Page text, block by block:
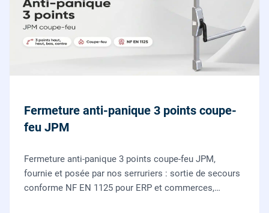
Fermeture anti-panique 3 points coupe-
feu JPM
Fermeture anti-panique 3 points coupe-feu JPM,
fournie et posée par nos serruriers : sortie de secours
conforme NF EN 1125 pour ERP et commerces,